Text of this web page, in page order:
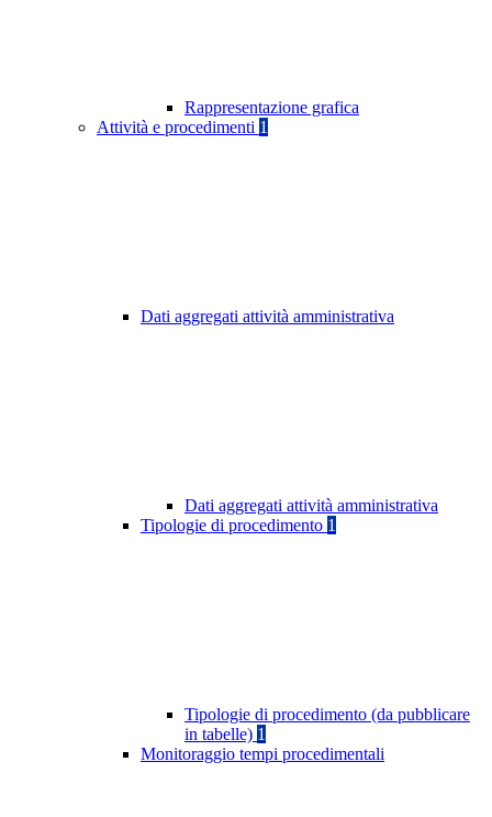
Rappresentazione grafica
Attività e procedimenti 1
Dati aggregati attività amministrativa
Dati aggregati attività amministrativa
Tipologie di procedimento 1
Tipologie di procedimento (da pubblicare
in tabelle) 1
Monitoraggio tempi procedimentali